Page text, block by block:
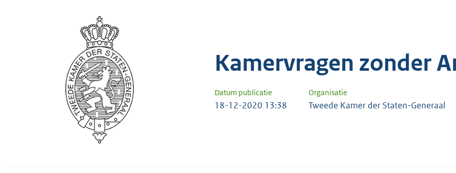
Kamervragen zonder
Datum publicatie Organisatie
18-12-2020 13:38 Tweede Kamer der Staten-Generaal